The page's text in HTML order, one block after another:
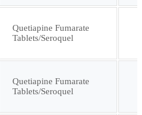
第五十四批
第五十六批
第五十八批
Quetiapine Fumarate
Tablets/Seroquel
Quetiapine Fumarate
Tablets/Seroquel